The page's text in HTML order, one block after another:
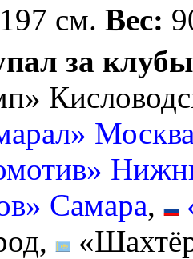
197 см.Вес:
за
Самара,